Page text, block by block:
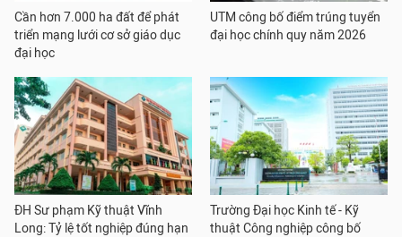
Cần hơn 7.000 ha đất để phát
triển mạng lưới cơ sở giáo dục
đại học
UTM công bố điểm trúng tuyển
đại học chính quy năm 2026
ĐH Sư phạm Kỹ thuật Vĩnh
Long: Tỷ lệ tốt nghiệp đúng hạn
Trường Đại học Kinh tế - Kỹ
thuật Công nghiệp công bố